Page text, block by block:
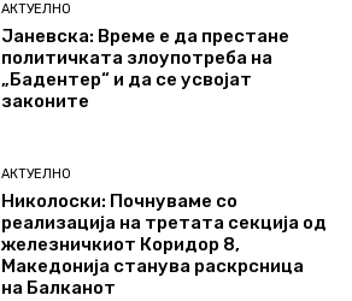
АКТУЕЛНО
Јаневска: Време е да престане
политичката злоупотреба на
„Бадентер“ и да се усвојат
законите
АКТУЕЛНО
Николоски: Почнуваме со
реализација на третата секција од
железничкиот Коридор 8,
Македонија станува раскрсница
на Балканот